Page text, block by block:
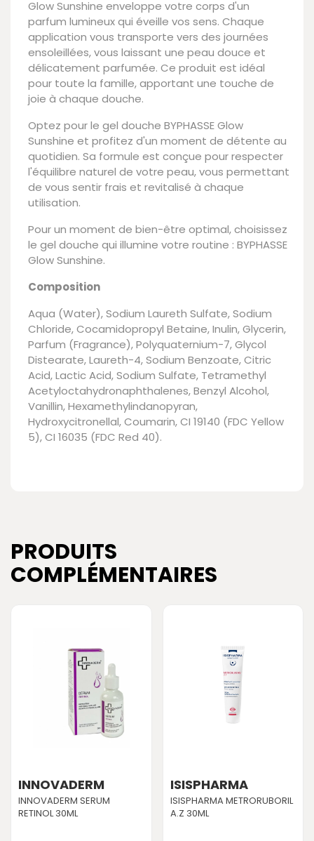
Glow Sunshine enveloppe votre corps d'un
parfum lumineux qui éveille vos sens. Chaque
application vous transporte vers des journées
ensoleillées, vous laissant une peau douce et
délicatement parfumée. Ce produit est idéal
pour toute la famille, apportant une touche de
joie à chaque douche.
Optez pour le gel douche BYPHASSE Glow
Sunshine et profitez d'un moment de détente au
quotidien. Sa formule est conçue pour respecter
l'équilibre naturel de votre peau, vous permettant
de vous sentir frais et revitalisé à chaque
utilisation.
Pour un moment de bien-être optimal, choisissez
le gel douche qui illumine votre routine : BYPHASSE
Glow Sunshine.
Composition
Aqua (Water), Sodium Laureth Sulfate, Sodium
Chloride, Cocamidopropyl Betaine, Inulin, Glycerin,
Parfum (Fragrance), Polyquaternium-7, Glycol
Distearate, Laureth-4, Sodium Benzoate, Citric
Acid, Lactic Acid, Sodium Sulfate, Tetramethyl
Acetyloctahydronaphthalenes, Benzyl Alcohol,
Vanillin, Hexamethylindanopyran,
Hydroxycitronellal, Coumarin, CI 19140 (FDC Yellow
5), CI 16035 (FDC Red 40).
PRODUITS
COMPLÉMENTAIRES
INNOVADERM
INNOVADERM SERUM
RETINOL 30ML
ISISPHARMA
ISISPHARMA METRORUBORIL
A.Z 30ML